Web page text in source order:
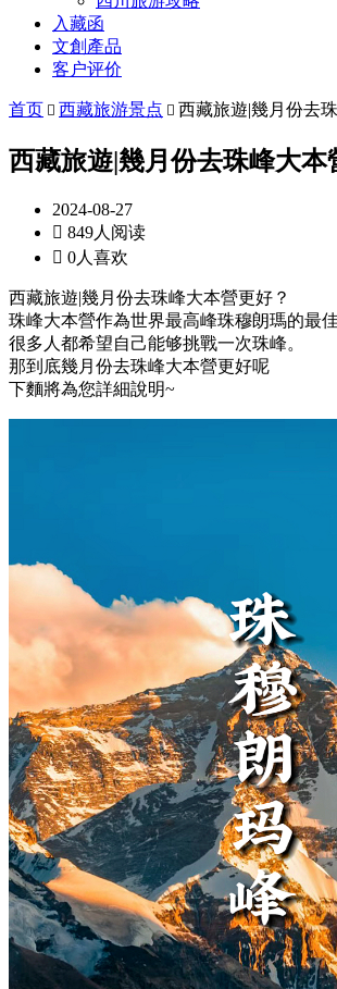
入藏函
文創產品
客户评价
首页  西藏旅游景点  西藏旅遊|幾月份去
西藏旅遊|幾月份去珠峰大本
2024-08-27
 849人阅读
 0人喜欢
西藏旅遊|幾月份去珠峰大本營更好？
珠峰大本營作為世界最高峰珠穆朗瑪的最
很多人都希望自己能够挑戰一次珠峰。
那到底幾月份去珠峰大本營更好呢
下麵將為您詳細說明~